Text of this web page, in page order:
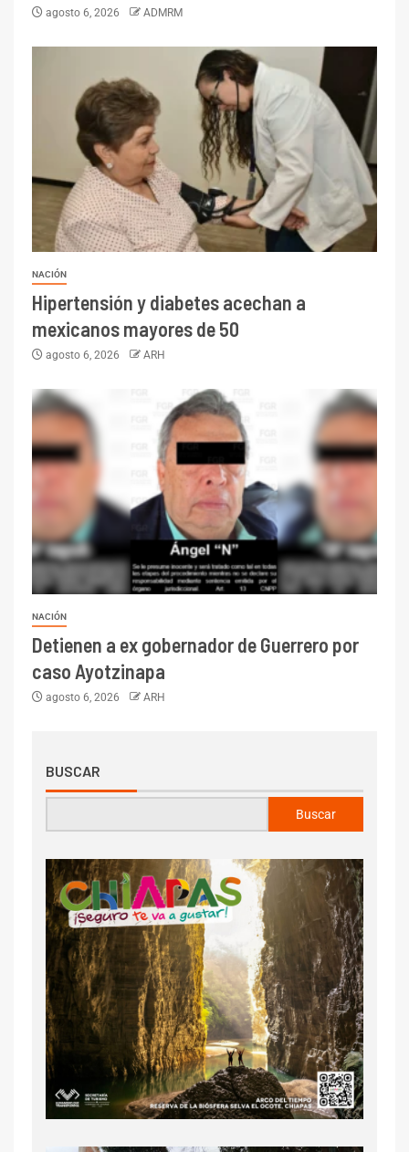
agosto 6, 2026 ADMRM
NACIÓN
Hipertensión y diabetes acechan a
mexicanos mayores de 50
agosto 6, 2026 ARH
NACIÓN
Detienen a ex gobernador de Guerrero por
caso Ayotzinapa
agosto 6, 2026 ARH
BUSCAR
Buscar